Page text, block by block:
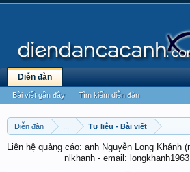
Diễn đàn Tư liệu - Bài viết
Liên hệ quảng cáo: anh Nguyễn Long Khánh
nlkhanh - email:
Diễn đàn
Bài viết gần đây Tìm kiếm diễn đàn